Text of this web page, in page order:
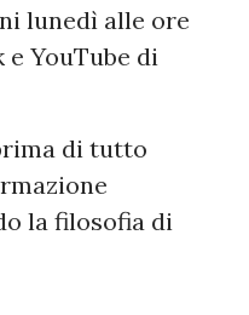
lunedì alle ore
e YouTube di
di tutto
la filosofia di